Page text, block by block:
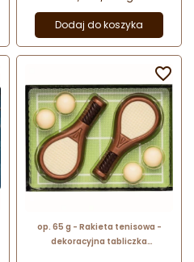
Dodaj do koszyka
op. 65 g - Rakieta tenisowa -
dekoracyjna tabliczka
